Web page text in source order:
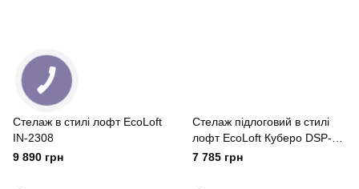
Cтелаж в стилі лофт EcoLoft
IN-2308
9 890 грн
Стелаж підлоговий в стилі
лофт EcoLoft Куберо DSP-
1320
7 785 грн